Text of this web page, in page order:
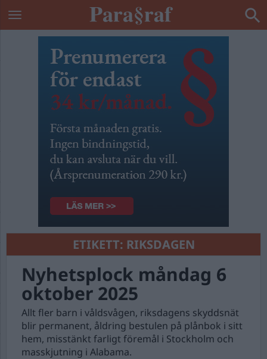
ETIKETT: RIKSDAGEN
Nyhetsplock måndag 6
oktober 2025
Allt fler barn i våldsvågen, riksdagens skyddsnät
blir permanent, åldring bestulen på plånbok i sitt
hem, misstänkt farligt föremål i Stockholm och
masskjutning i Alabama.